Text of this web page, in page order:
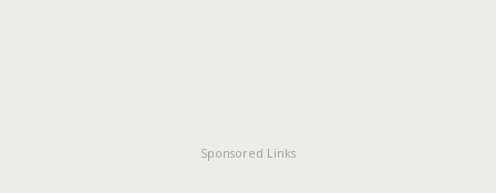
Sponsored Links